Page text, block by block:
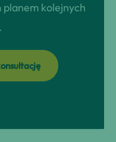
planem kolejnych